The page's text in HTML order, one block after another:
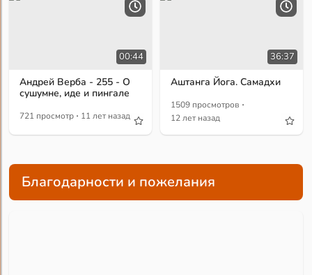
00:44
Андрей Верба - 255 - О
сушумне, иде и пингале
721 просмотр · 11 лет назад
36:37
Аштанга Йога. Самадхи
1509 просмотров ·
12 лет назад
Благодарности и пожелания